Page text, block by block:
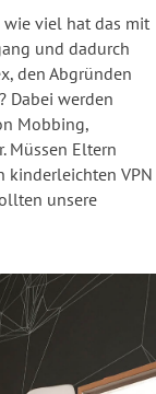
wie viel hat das mit
und dadurch
den Abgründen
Dabei werden
Mobbing,
Müssen Eltern
kinderleichten VPN
unsere